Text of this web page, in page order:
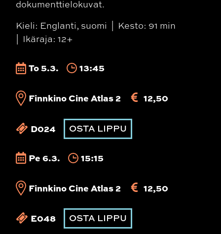
dokumenttielokuvat.
Kieli: Englanti, suomi
Kesto: 91 min
Ikäraja: 12+
To 5.3. 13:45
Finnkino Cine Atlas 2 12,50
D024 OSTA LIPPU
Pe 6.3. 15:15
Finnkino Cine Atlas 2 12,50
E048 OSTA LIPPU